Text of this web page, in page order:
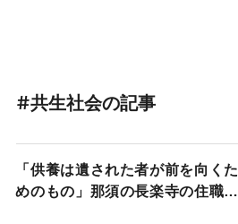
#共生社会の記事
「供養は遺された者が前を向くた
めのもの」那須の長楽寺の住職が